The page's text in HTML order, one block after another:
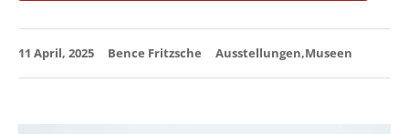
11 April, 2025 Bence Fritzsche Ausstellungen Museen